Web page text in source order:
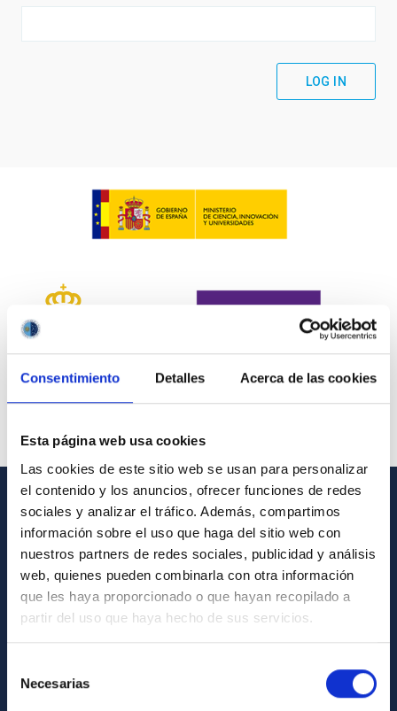
Consentimiento Detalles Acerca de las cookies
Esta página web usa cookies
Las cookies de este sitio web se usan para personalizar
el contenido y los anuncios, ofrecer funciones de redes
sociales y analizar el tráfico. Además, compartimos
información sobre el uso que haga del sitio web con
nuestros partners de redes sociales, publicidad y análisis
web, quienes pueden combinarla con otra información
que les haya proporcionado o que hayan recopilado a
partir del uso que haya hecho de sus servicios.
Necesarias
GENERAL INFORMATION
Contact
How to get to the IAC
List of personnel
Library
General register